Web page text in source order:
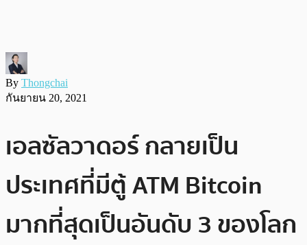
By Thongchai
กันยายน 20, 2021
เอลซัลวาดอร์ กลายเป็น
ประเทศที่มีตู้ ATM Bitcoin
มากที่สุดเป็นอันดับ 3 ของโลก